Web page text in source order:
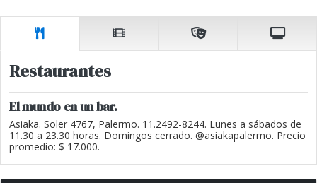
Restaurantes
El mundo en un bar.
Asiaka. Soler 4767, Palermo. 11.2492-8244. Lunes a sábados de
11.30 a 23.30 horas. Domingos cerrado. @asiakapalermo. Precio
promedio: $ 17.000.